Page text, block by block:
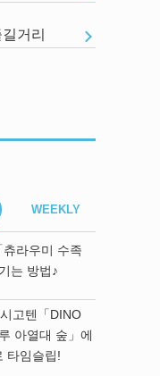
거리
WEEKLY
라우미 수족
는 방법♪
고텐「DINO
아열대 숲」에
타임슬립!